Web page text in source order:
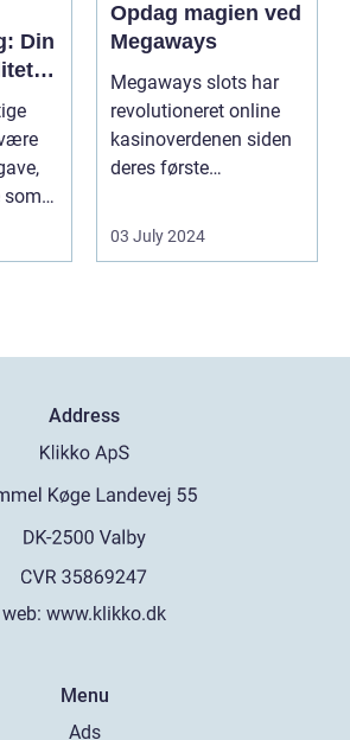
Din
Opdag magien ved
Megaways
Megaways slots har
revolutioneret online
kasinoverdenen siden
deres første
spillea...
03 July 2024
Address
web: www.klikko.dk
Menu
Ads